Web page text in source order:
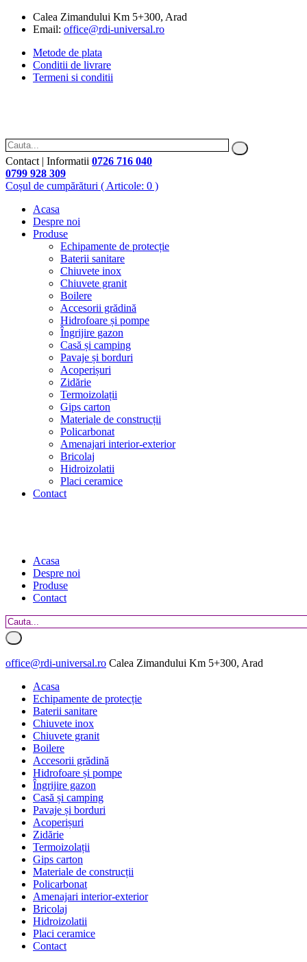
Calea Zimandului Km 5+300, Arad
Email: office@rdi-universal.ro
Metode de plata
Conditii de livrare
Termeni si conditii
Contact | Informatii 0726 716 040
0799 928 309
Coșul de cumpărături ( Articole: 0 )
Acasa
Despre noi
Produse
Echipamente de protecție
Baterii sanitare
Chiuvete inox
Chiuvete granit
Boilere
Accesorii grădină
Hidrofoare și pompe
Îngrijire gazon
Casă și camping
Pavaje și borduri
Acoperișuri
Zidărie
Termoizolații
Gips carton
Materiale de construcții
Policarbonat
Amenajari interior-exterior
Bricolaj
Hidroizolatii
Placi ceramice
Contact
Acasa
Despre noi
Produse
Contact
office@rdi-universal.ro Calea Zimandului Km 5+300, Arad
Acasa
Echipamente de protecție
Baterii sanitare
Chiuvete inox
Chiuvete granit
Boilere
Accesorii grădină
Hidrofoare și pompe
Îngrijire gazon
Casă și camping
Pavaje și borduri
Acoperișuri
Zidărie
Termoizolații
Gips carton
Materiale de construcții
Policarbonat
Amenajari interior-exterior
Bricolaj
Hidroizolatii
Placi ceramice
Contact